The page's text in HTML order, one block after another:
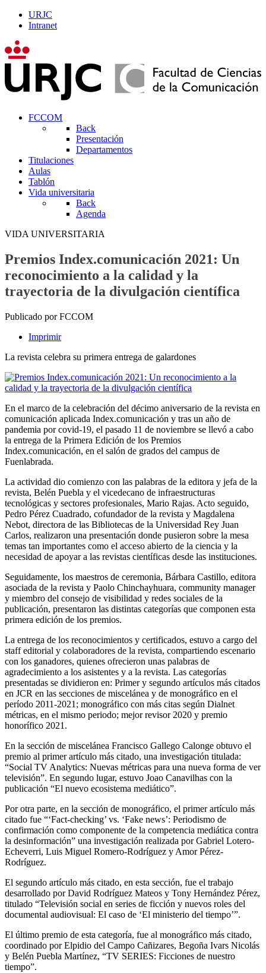
URJC
Intranet
FCCOM
Back
Presentación
Departamentos
Titulaciones
Aulas
Tablón
Vida universitaria
Back
Agenda
VIDA UNIVERSITARIA
Premios Index.comunicación 2021: Un
reconocimiento a la calidad y la
trayectoria de la divulgación científica
Publicado por FCCOM
Imprimir
La revista celebra su primera entrega de galardones
En el marco de la celebración del décimo aniversario de la revista en
comunicación aplicada Index.comunicación y tras un año de
pandemia por covid-19, el pasado 11 de noviembre se llevó a cabo
la entrega de la Primera Edición de los Premios
Index.comunicación, en el salón de grados del campus de
Fuenlabrada.
La actividad dio comienzo con las palabras de la editora y jefa de la
revista, Belén Puebla y el vicedecano de infraestructuras
tecnológicas y sectores profesionales, Mario Rajas. Acto seguido,
Pedro Pérez Cuadrado, cofundador de la revista y Magdalena
Nebot, directora de las Bibliotecas de la Universidad Rey Juan
Carlos, realizaron una presentación donde pusieron sobre la mesa
temas tan importantes como el acceso abierto de la ciencia y la
necesidad de apoyar a las revistas científicas desde las instituciones.
Seguidamente, los maestros de ceremonia, Bárbara Castillo, editora
asociada de la revista y Paolo Chinchayhuara, community manager
y miembro del consejo de visibilidad y redes sociales de la
publicación, presentaron las distintas categorías que componen esta
primera edición de los premios.
La entrega de los reconocimientos y certificados, estuvo a cargo del
staff editorial y colaboradores de la revista, compartiendo escenario
con los ganadores, quienes ofrecieron unas palabras de
agradecimiento a los asistentes y a la revista. Las categorías
presentadas se dividieron en: Primer y segundo artículos más citados
en JCR en las secciones de miscelánea y de monográfico en el
período 2011-2021; monográfico con más citas según Dialnet
métricas, en el mismo periodo; mejor revisor 2020 y premio
honorífico 2021.
En la sección de miscelánea Francisco Gallego Calonge obtuvo el
premio al primer artículo más citado, una investigación titulada:
“Social TV Analytics: Nuevas métricas para una nueva forma de ver
televisión”. En segundo lugar, estuvo Joao Canavilhas con la
publicación “El nuevo ecosistema mediático”.
Por otra parte, en la sección de monográfico, el primer artículo más
citado fue “‘Fact-checking’ vs. ‘Fake news’: Periodismo de
confirmación como componente de la competencia mediática contra
la desinformación” una investigación realizada por Gabriel Lotero-
Echeverri, Luis Miguel Romero-Rodríguez y Amor Pérez-
Rodríguez.
El segundo artículo más citado, en esta sección, fue el trabajo
desarrollado por David Rodríguez Mateos y Tony Hernández Pérez,
titulado “Televisión social en series de ficción y nuevos roles del
documental audiovisual: El caso de ‘El ministerio del tiempo’”.
El último premio de esta categoría, fue al monográfico más citado,
coordinado por Elpidio del Campo Cañizares, Begoña Ivars Nicolás
y Belén Puebla Martínez, “TV SERIES: Ficciones de nuestro
tiempo”.